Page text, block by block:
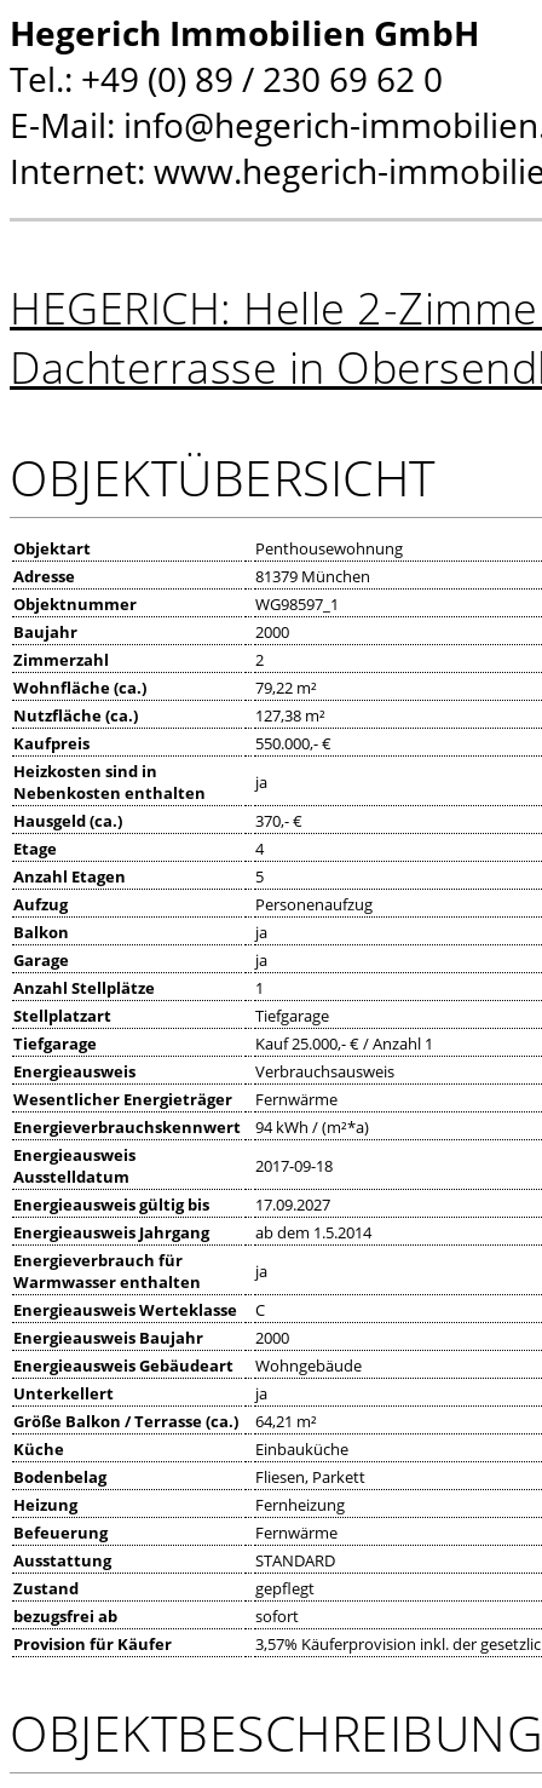
Hegerich Immobilien GmbH
Tel.: +49 (0) 89 / 230 69 62 0
E-Mail: info@hegerich-
Internet: www.hegerich-
HEGERICH: Helle 2-
Dachterrasse in
OBJEKTÜBERSICHT
Objektart
Penthousewohnung
Adresse
81379 München
Objektnummer
WG98597_1
Baujahr
2000
Zimmerzahl
2
Wohnfläche (ca.)
79,22 m²
Nutzfläche (ca.)
127,38 m²
Kaufpreis
550.000,- €
Heizkosten sind in
Nebenkosten enthalten
ja
Hausgeld (ca.)
370,- €
Etage
4
Anzahl Etagen
5
Aufzug
Personenaufzug
Balkon
ja
Garage
ja
Anzahl Stellplätze
1
Stellplatzart
Tiefgarage
Tiefgarage
Kauf 25.000,- € / Anzahl 1
Energieausweis
Verbrauchsausweis
Wesentlicher Energieträger
Fernwärme
Energieverbrauchskennwert
94 kWh / (m²*a)
Energieausweis
Ausstelldatum
2017-09-18
Energieausweis gültig bis
17.09.2027
Energieausweis Jahrgang
ab dem 1.5.2014
Energieverbrauch für
Warmwasser enthalten
ja
Energieausweis Werteklasse
C
Energieausweis Baujahr
2000
Energieausweis Gebäudeart
Wohngebäude
Unterkellert
ja
Größe Balkon / Terrasse (ca.)
64,21 m²
Küche
Einbauküche
Bodenbelag
Fliesen, Parkett
Heizung
Fernheizung
Befeuerung
Fernwärme
Ausstattung
STANDARD
Zustand
gepflegt
bezugsfrei ab
sofort
Provision für Käufer
3,57% Käuferprovision inkl. der
OBJEKTBESCHREIBUNG